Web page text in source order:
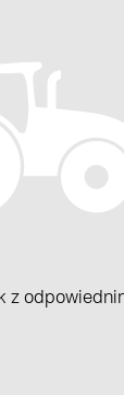
z